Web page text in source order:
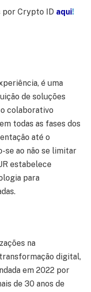
por Crypto ID aqui!
é uma
de soluções
colaborativo
todas as fases dos
até o
se ao não se limitar
estabelece
para
na
digital,
em 2022 por
de 30 anos de